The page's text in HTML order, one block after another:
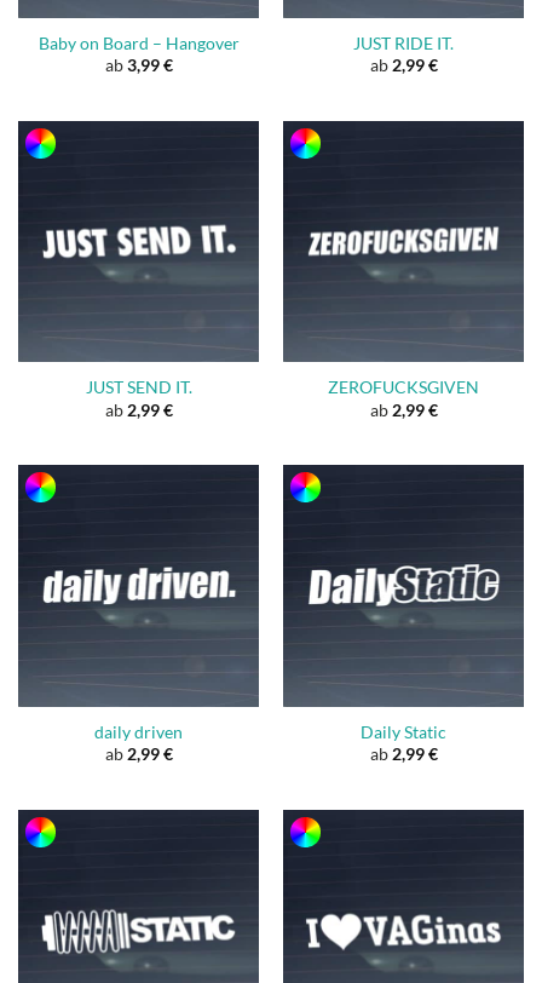
Baby on Board – Hangover
ab3,99€
JUST RIDE IT.
ab2,99€
JUST SEND IT.
ab 2,99€
ZEROFUCKSGIVEN
ab 2,99€
daily driven
ab 2,99€
Daily Static
ab 2,99€